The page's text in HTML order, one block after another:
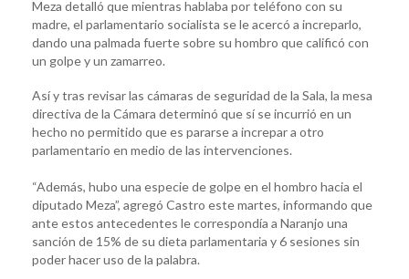
Meza detalló que mientras hablaba por teléfono con su
madre, el parlamentario socialista se le acercó a increparlo,
dando una palmada fuerte sobre su hombro que calificó con
un golpe y un zamarreo.
Así y tras revisar las cámaras de seguridad de la Sala, la mesa
directiva de la Cámara determinó que sí se incurrió en un
hecho no permitido que es pararse a increpar a otro
parlamentario en medio de las intervenciones.
“Además, hubo una especie de golpe en el hombro hacia el
diputado Meza”, agregó Castro este martes, informando que
ante estos antecedentes le correspondía a Naranjo una
sanción de 15% de su dieta parlamentaria y 6 sesiones sin
poder hacer uso de la palabra.